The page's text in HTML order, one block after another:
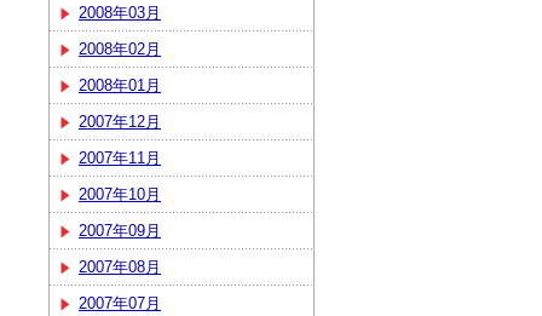
2008年03月
2008年02月
2008年01月
2007年12月
2007年11月
2007年10月
2007年09月
2007年08月
2007年07月